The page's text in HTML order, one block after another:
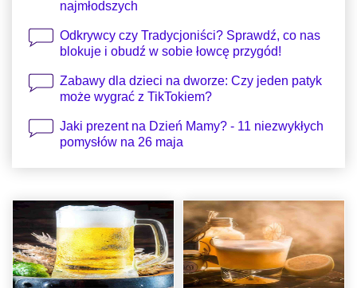
najmłodszych
Odkrywcy czy Tradycjoniści? Sprawdź, co nas
blokuje i obudź w sobie łowcę przygód!
Zabawy dla dzieci na dworze: Czy jeden patyk
może wygrać z TikTokiem?
Jaki prezent na Dzień Mamy? - 11 niezwykłych
pomysłów na 26 maja